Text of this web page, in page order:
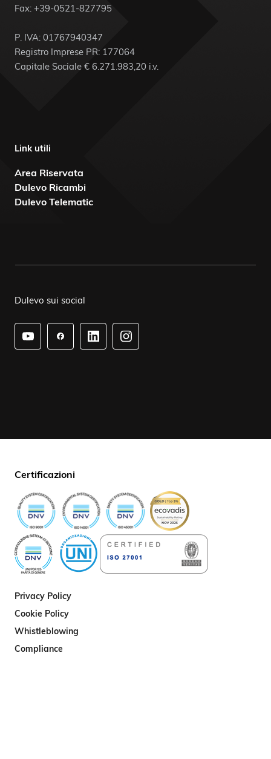
Fax: +39-0521-827795
P. IVA: 01767940347
Registro Imprese PR: 177064
Capitale Sociale € 6.271.983,20 i.v.
Link utili
Area Riservata
Dulevo Ricambi
Dulevo Telematic
Dulevo sui social
Certificazioni
Privacy Policy
Cookie Policy
Whistleblowing
Compliance